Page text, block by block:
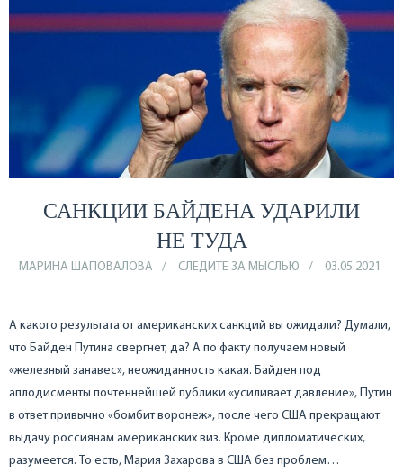
САНКЦИИ БАЙДЕНА УДАРИЛИ
НЕ ТУДА
МАРИНА ШАПОВАЛОВА СЛЕДИТЕ ЗА МЫСЛЬЮ 03.05.2021
А какого результата от американских санкций вы ожидали? Думали,
что Байден Путина свергнет, да? А по факту получаем новый
«железный занавес», неожиданность какая. Байден под
аплодисменты почтеннейшей публики «усиливает давление», Путин
в ответ привычно «бомбит воронеж», после чего США прекращают
выдачу россиянам американских виз. Кроме дипломатических,
разумеется. То есть, Мария Захарова в США без проблем…